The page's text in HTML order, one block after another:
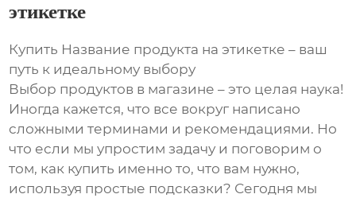
этикетке
Купить Название продукта на этикетке – ваш
путь к идеальному выбору
Выбор продуктов в магазине – это целая наука!
Иногда кажется, что все вокруг написано
сложными терминами и рекомендациями. Но
что если мы упростим задачу и поговорим о
том, как купить именно то, что вам нужно,
используя простые подсказки? Сегодня мы